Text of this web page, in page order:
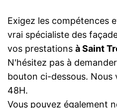
Exigez les compétences
vrai spécialiste des
vos prestations à Saint
N'hésitez pas à
bouton ci-dessous. Nous
48H.
Vous pouvez également